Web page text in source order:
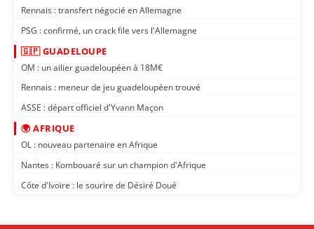
Rennais : transfert négocié en Allemagne
PSG : confirmé, un crack file vers l'Allemagne
🇬🇵 GUADELOUPE
OM : un ailier guadeloupéen à 18M€
Rennais : meneur de jeu guadeloupéen trouvé
ASSE : départ officiel d'Yvann Maçon
🌍 AFRIQUE
OL : nouveau partenaire en Afrique
Nantes : Kombouaré sur un champion d'Afrique
Côte d'Ivoire : le sourire de Désiré Doué